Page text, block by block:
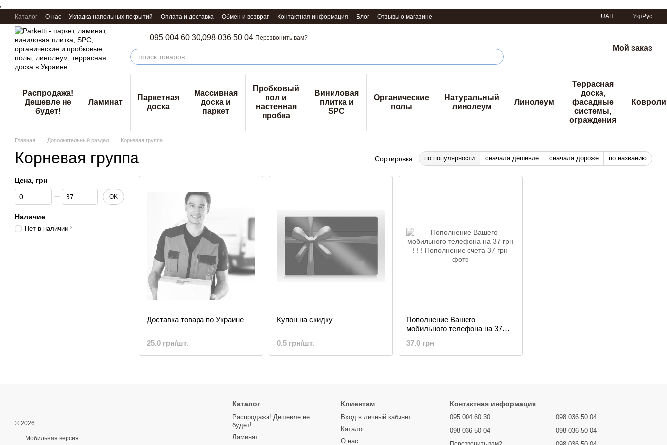
Перейти к основному контенту
Каталог О нас Укладка напольных покрытий Оплата и доставка Обмен и возврат Контактная информация Блог Отзывы о магазине UAH Укр Рус
095 004 60 30,098 036 50 04 Перезвонить вам?
Мой заказ
Распродажа!
Дешевле не
будет!
Ламинат
Паркетная
доска
Массивная
доска и
паркет
Пробковый
пол и
настенная
пробка
Виниловая
плитка и
SPC
Органические
полы
Натуральный
линолеум
Линолеум
Террасная
доска,
фасадные
системы,
ограждения
Главная Дополнительный раздел Корневая группа
Корневая группа Сортировка: по популярности сначала дешевле сначала дороже по названию
Доставка товара по Украине
25.0 грн/шт.
Купон на скидку
0.5 грн/шт.
Пополнение Вашего
мобильного телефона на 37
37.0 грн
Цена, грн
От Цена, грн
До Цена, грн OK
Наличие
Нет в наличии 3
© 2026
Мобильная версия
Каталог
Распродажа! Дешевле не
будет!
Ламинат
Клиентам
Вход в личный кабинет
Каталог
О нас
Контактная информация
095 004 60 30
098 036 50 04
098 036 50 04
098 036 50 04